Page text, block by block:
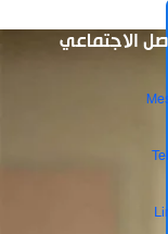
الاجتماعي